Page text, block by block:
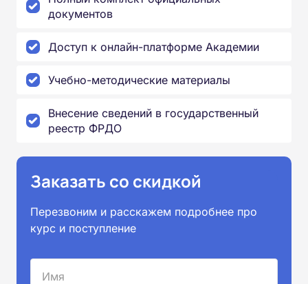
документов
Доступ к онлайн-платформе Академии
Учебно-методические материалы
Внесение сведений в государственный
реестр ФРДО
Заказать со скидкой
Перезвоним и расскажем подробнее про
курс и поступление